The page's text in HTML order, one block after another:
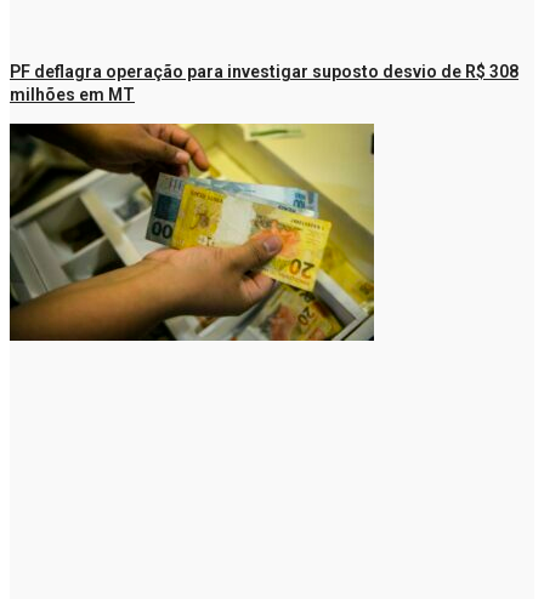
PF deflagra operação para investigar suposto desvio de R$ 308
milhões em MT